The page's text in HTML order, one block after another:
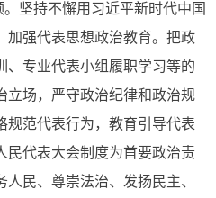
坚持不懈用习近平新时代中国
加强代表思想政治教育。把政
、专业代表小组履职学习等的
立场，严守政治纪律和政治规
规范代表行为，教育引导代表
民代表大会制度为首要政治责
民、尊崇法治、发扬民主、